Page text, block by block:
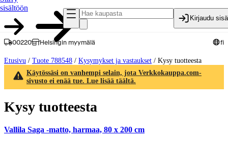
sisältöön
Kirjaudu
00220 Helsingin myymälä fi
Etusivu / Tuote 788548 / Kysymykset ja vastaukset / Kysy tuotteesta
Käytössäsi on vanhempi selain, jota Verkkokauppa.com-
sivusto ei enää tue. Lue lisää täältä.
Kysy tuotteesta
Vallila Saga -matto, harmaa, 80 x 200 cm